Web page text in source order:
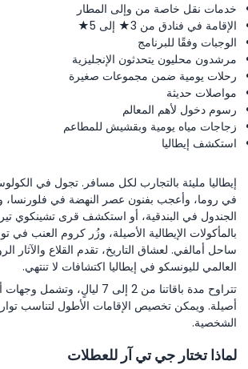
خدمات نقل خاصة من وإلى المطار
الإقامة في فنادق من 3★ إلى 5★
الوجبات وفقًا للبرنامج
مرشدون محليون يتحدثون الإنجليزية
رحلات يومية ضمن مجموعات صغيرة
مواصلات حديثة
رسوم دخول لأهم المعالم
زجاجات مياه يومية وبقشيش للمطاعم
استكشف إيطاليا
إيطاليا مليئة بالتجارب لكل مسافر. تجول في
في روما، وأعجب بفنون عصر النهضة في فلورنسا،
الجندول في البندقية، أو استكشف قرى تشينكوي
بالمأكولات الإيطالية الأصيلة، وزُر كروم العنب في
ساحل أمالفي. لعشاق التاريخ، تقدم القلاع والآثار
العالمي لليونسكو في إيطاليا اكتشافات لا تنتهي.
تتراوح مدة باقاتنا من 2 إلى 7
أصيلة. ويمكن تخصيص الإقامات الأطول لتناسب
الشخصية.
لماذا تختار جي تي آر للعطلات